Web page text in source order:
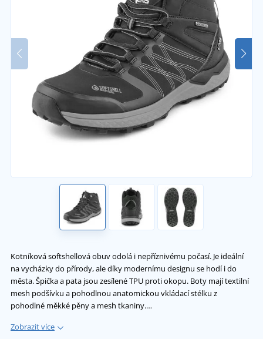
Kotníková softshellová obuv odolá i nepříznivému počasí. Je ideální
na vycházky do přírody, ale díky modernímu designu se hodí i do
města. Špička a pata jsou zesílené TPU proti okopu. Boty mají textilní
mesh podšívku a pohodlnou anatomickou vkládací stélku z
pohodlné měkké pěny a mesh tkaniny.…
Zobrazit více